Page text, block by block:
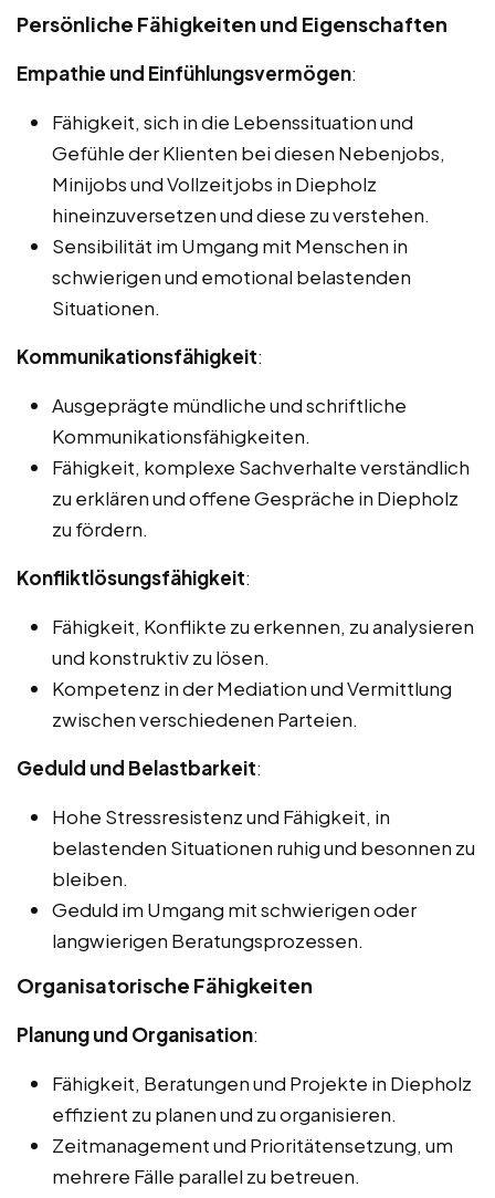
Persönliche Fähigkeiten und Eigenschaften
Empathie und Einfühlungsvermögen:
Fähigkeit, sich in die Lebenssituation und
Gefühle der Klienten bei diesen Nebenjobs,
Minijobs und Vollzeitjobs in Diepholz
hineinzuversetzen und diese zu verstehen.
Sensibilität im Umgang mit Menschen in
schwierigen und emotional belastenden
Situationen.
Kommunikationsfähigkeit:
Ausgeprägte mündliche und schriftliche
Kommunikationsfähigkeiten.
Fähigkeit, komplexe Sachverhalte verständlich
zu erklären und offene Gespräche in Diepholz
zu fördern.
Konfliktlösungsfähigkeit:
Fähigkeit, Konflikte zu erkennen, zu analysieren
und konstruktiv zu lösen.
Kompetenz in der Mediation und Vermittlung
zwischen verschiedenen Parteien.
Geduld und Belastbarkeit:
Hohe Stressresistenz und Fähigkeit, in
belastenden Situationen ruhig und besonnen zu
bleiben.
Geduld im Umgang mit schwierigen oder
langwierigen Beratungsprozessen.
Organisatorische Fähigkeiten
Planung und Organisation:
Fähigkeit, Beratungen und Projekte in Diepholz
effizient zu planen und zu organisieren.
Zeitmanagement und Prioritätensetzung, um
mehrere Fälle parallel zu betreuen.